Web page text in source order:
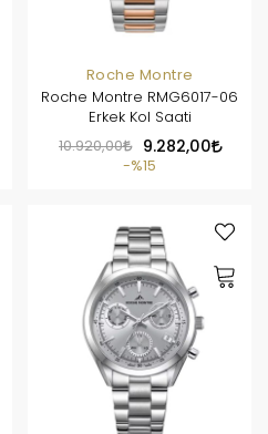
Roche Montre
Roche Montre RMG6017-06
Erkek Kol Saati
10.920,00
9.282,00
%15